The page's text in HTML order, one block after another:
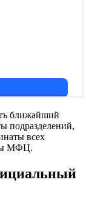
ближайший
подразделений,
всех
МФЦ.